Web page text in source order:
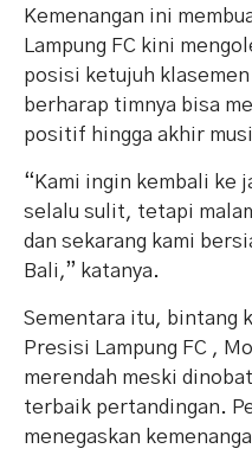
Kemenangan ini
Lampung FC kini
posisi ketujuh
berharap timnya bisa
positif hingga akhir
“Kami ingin kembali ke
selalu sulit, tetapi
dan sekarang kami
Bali,” katanya.
Sementara itu, bintang
Presisi Lampung FC ,
merendah meski
terbaik pertandingan.
menegaskan